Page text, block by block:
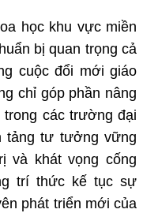
học khu vực miền
bị quan trọng cả
cuộc đổi mới giáo
chỉ góp phần nâng
các trường đại
tảng tư tưởng vững
và khát vọng cống
trí thức kế tục sự
phát triển mới của